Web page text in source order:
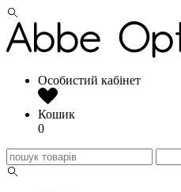
Особистий кабінет
Кошик
0